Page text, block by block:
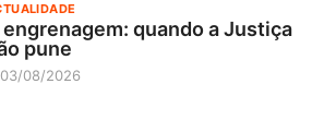
engrenagem: quando a Justiça
pune
03/08/2026